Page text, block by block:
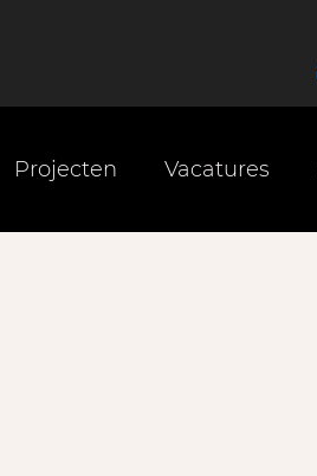
Projecten Vacatures